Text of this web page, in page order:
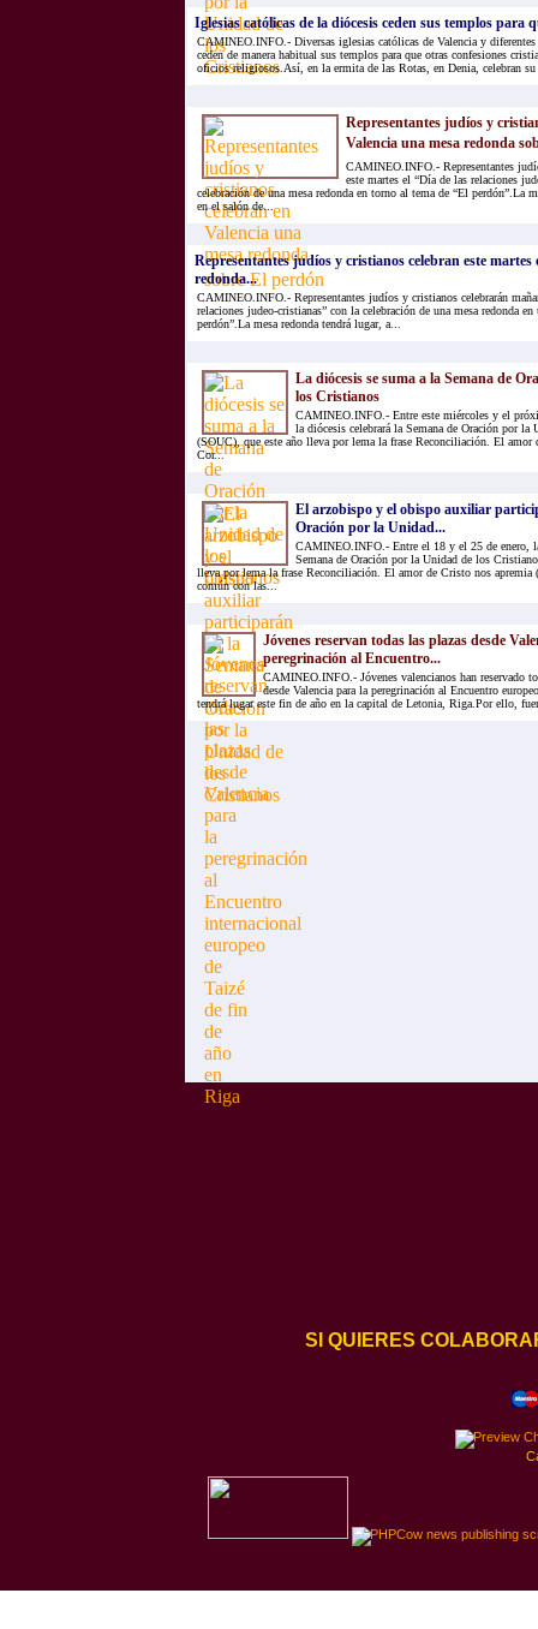
Iglesias católicas de la diócesis ceden sus templos para
CAMINEO.INFO.- Diversas iglesias católicas de Valencia y
ceden de manera habitual sus templos para que otras confesiones
oficios religiosos.Así, en la ermita de las Rotas, en Denia, celebran
Representantes judíos y
Valencia una mesa redonda
CAMINEO.INFO.- Representantes
este martes el “Día de las relaciones
celebración de una mesa redonda en torno al tema de “El perdón”.La
en el salón de...
Representantes judíos y cristianos celebran este martes
redonda...
CAMINEO.INFO.- Representantes judíos y cristianos celebrarán
relaciones judeo-cristianas” con la celebración de una mesa redonda
perdón”.La mesa redonda tendrá lugar, a...
La diócesis se suma a la Semana de
los Cristianos
CAMINEO.INFO.- Entre este miércoles y el
la diócesis celebrará la Semana de Oración por
(SOUC), que este año lleva por lema la frase Reconciliación. El amor
Cor...
El arzobispo y el obispo auxiliar
Oración por la Unidad...
CAMINEO.INFO.- Entre el 18 y el 25 de enero,
Semana de Oración por la Unidad de los
lleva por lema la frase Reconciliación. El amor de Cristo nos
común con las...
Jóvenes reservan todas las plazas desde
peregrinación al Encuentro...
CAMINEO.INFO.- Jóvenes valencianos han reservado
desde Valencia para la peregrinación al Encuentro
tendrá lugar este fin de año en la capital de Letonia, Riga.Por ello,
SI QUIERES